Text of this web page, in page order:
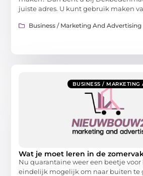
juiste adres. U kunt gebruik maken
Business / Marketing And Advertising
BUSINESS / MARKETING
Wat je moet leren in de
Nu quarantaine weer een beetje voor
eindelijk mogelijk om naar buiten te